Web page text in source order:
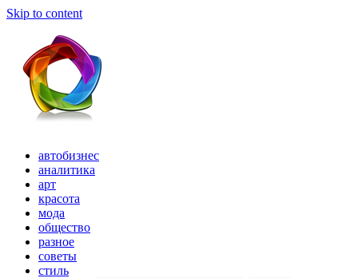
Skip to content
автобизнес
аналитика
арт
красота
мода
общество
разное
советы
стиль